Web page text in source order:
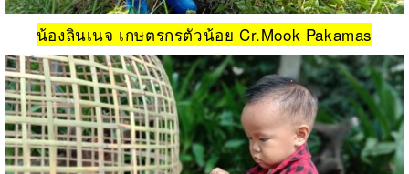
น้องลินเนจ เกษตรกรตัวน้อย Cr.Mook Pakamas